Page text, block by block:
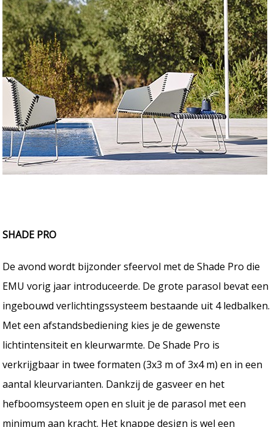
SHADE PRO
De avond wordt bijzonder sfeervol met de Shade Pro die
EMU vorig jaar introduceerde. De grote parasol bevat een
ingebouwd verlichtingssysteem bestaande uit 4 ledbalken.
Met een afstandsbediening kies je de gewenste
lichtintensiteit en kleurwarmte. De Shade Pro is
verkrijgbaar in twee formaten (3x3 m of 3x4 m) en in een
aantal kleurvarianten. Dankzij de gasveer en het
hefboomsysteem open en sluit je de parasol met een
minimum aan kracht. Het knappe design is wel een